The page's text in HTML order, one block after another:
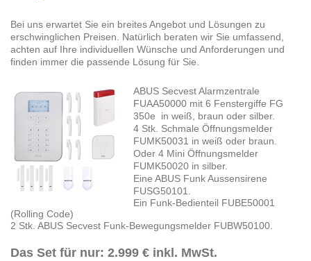
Bei uns erwartet Sie ein breites Angebot und Lösungen zu
erschwinglichen Preisen. Natürlich beraten wir Sie umfassend,
achten auf Ihre individuellen Wünsche und Anforderungen und
finden immer die passende Lösung für Sie.
ABUS Secvest Alarmzentrale
FUAA50000 mit 6 Fenstergiffe FG
350e in weiß, braun oder silber.
4 Stk. Schmale Öffnungsmelder
FUMK50031 in weiß oder braun.
Oder 4 Mini Öffnungsmelder
FUMK50020 in silber.
Eine ABUS Funk Aussensirene
FUSG50101.
Ein Funk-Bedienteil FUBE50001
(Rolling Code)
2 Stk. ABUS Secvest Funk-Bewegungsmelder FUBW50100.
Das Set für nur: 2.999 € inkl. MwSt.